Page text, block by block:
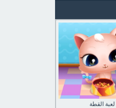
لعبة القطة